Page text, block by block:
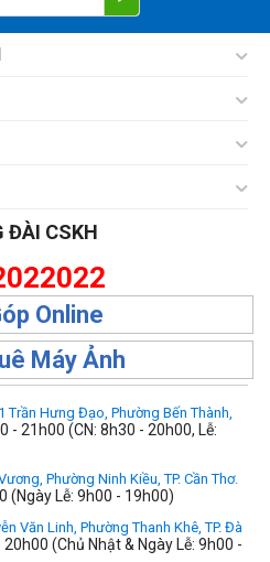
ĐÀI CSKH
Online
Máy Ảnh
Trần Hưng Đạo, Phường Bến Thành,
- 21h00 (CN: 8h30 - 20h00, Lễ:
Phường Ninh Kiều, TP. Cần Thơ.
(Ngày Lễ: 9h00 - 19h00)
Văn Linh, Phường Thanh Khê, TP. Đà
20h00 (Chủ Nhật & Ngày Lễ: 9h00 -